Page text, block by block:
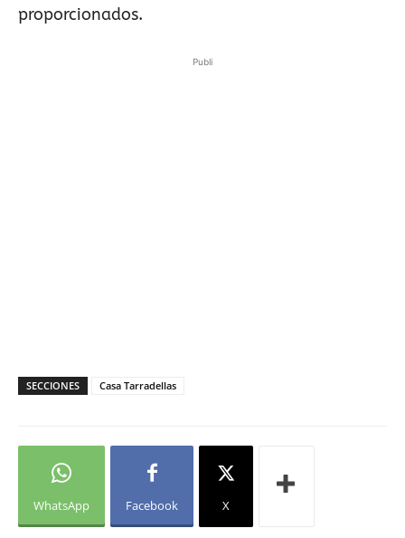
proporcionados.
Publi
SECCIONES Casa Tarradellas
WhatsApp Facebook X